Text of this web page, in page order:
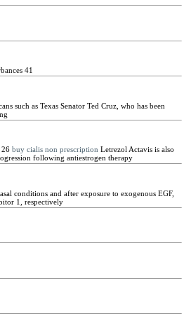
41
such as Texas Senator Ted Cruz, who has been
26 buy cialis non prescription Letrezol Actavis is also
following antiestrogen therapy
conditions and after exposure to exogenous EGF,
1, respectively